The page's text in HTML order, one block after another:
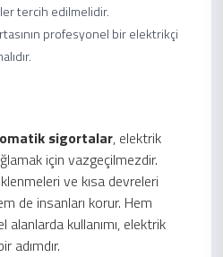
tercih edilmelidir.
profesyonel bir elektrikçi
sigortalar, elektrik
için vazgeçilmezdir.
ve kısa devreleri
de insanları korur. Hem
kullanımı, elektrik
adımdır.